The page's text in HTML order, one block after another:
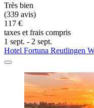
Très bien
(339 avis)
117 €
taxes et frais compris
1 sept. - 2 sept.
Hotel Fortuna Reutlingen